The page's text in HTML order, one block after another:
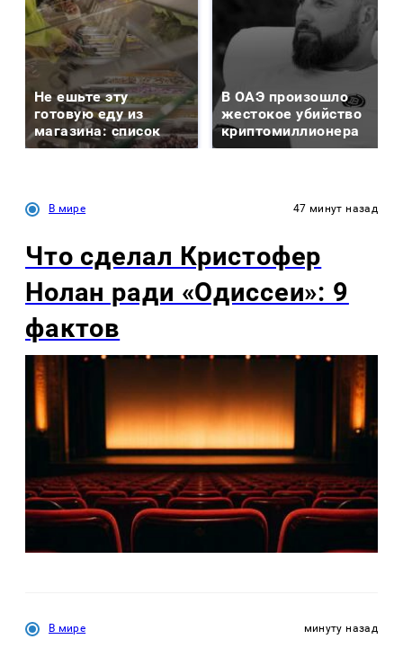
Не ешьте эту
готовую еду из
магазина: список
В ОАЭ произошло
жестокое убийство
криптомиллионера
В мире 47 минут назад
Что сделал Кристофер
Нолан ради «Одиссеи»: 9
фактов
В мире минуту назад